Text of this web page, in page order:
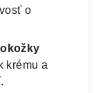
o
krému a